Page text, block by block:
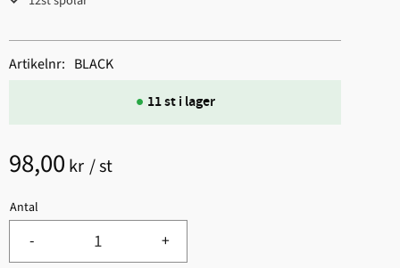
98,00 kr /st
Antal
+
-
11 st i lager
Artikelnr BLACK